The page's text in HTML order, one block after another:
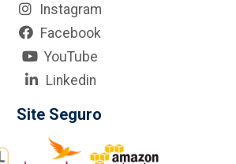
Instagram
Facebook
YouTube
Linkedin
Site Seguro